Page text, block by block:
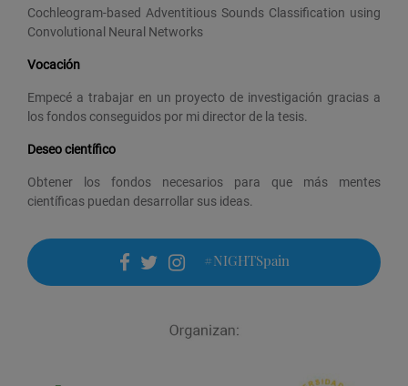
Cochleogram-based Adventitious Sounds Classification using
Convolutional Neural Networks
Vocación
Empecé a trabajar en un proyecto de investigación gracias a
los fondos conseguidos por mi director de la tesis.
Deseo científico
Obtener los fondos necesarios para que más mentes
científicas puedan desarrollar sus ideas.
facebook
twitter
instagram
#NIGHTSpain